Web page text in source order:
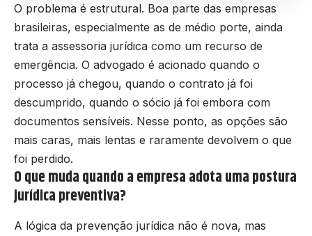
O problema é estrutural. Boa parte das empresas
brasileiras, especialmente as de médio porte, ainda
trata a assessoria jurídica como um recurso de
emergência. O advogado é acionado quando o
processo já chegou, quando o contrato já foi
descumprido, quando o sócio já foi embora com
documentos sensíveis. Nesse ponto, as opções são
mais caras, mais lentas e raramente devolvem o que
foi perdido.
O que muda quando a empresa adota uma postura
jurídica preventiva?
A lógica da prevenção jurídica não é nova, mas